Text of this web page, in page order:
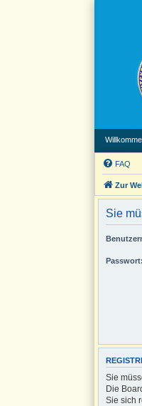
FAQ
Zur
Sie
Passwort:
Sie
Die
Sie sich